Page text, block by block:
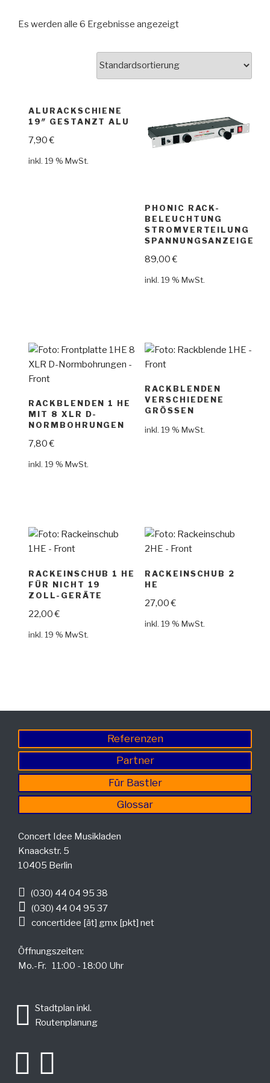
Es werden alle 6 Ergebnisse angezeigt
ALURACKSCHIENE
19″ GESTANZT ALU
7,90€
inkl. 19 % MwSt.
PHONIC RACK-
BELEUCHTUNG
STROMVERTEILUNG
SPANNUNGSANZEIGE
89,00€
inkl. 19 % MwSt.
RACKBLENDEN 1 HE
MIT 8 XLR D-
NORMBOHRUNGEN
7,80€
inkl. 19 % MwSt.
RACKBLENDEN
VERSCHIEDENE
GRÖSSEN
inkl. 19 % MwSt.
RACKEINSCHUB 1 HE
FÜR NICHT 19
ZOLL-GERÄTE
22,00€
inkl. 19 % MwSt.
RACKEINSCHUB 2
HE
27,00€
inkl. 19 % MwSt.
Referenzen
Partner
Für Bastler
Glossar
Concert Idee Musikladen
Knaackstr. 5
10405 Berlin
(030) 44 04 95 38
(030) 44 04 95 37
concertidee [ät] gmx [pkt] net
Öffnungszeiten:
Mo.-Fr. 11:00 - 18:00 Uhr
Stadtplan inkl.
Routenplanung